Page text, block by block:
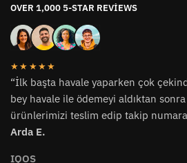
OVER 1,000 5-STAR REVIEWS
★★★★★
“İlk başta havale yaparken çok
bey havale ile ödemeyi aldıktan
ürünlerimizi teslim edip takip
Arda E.
IQOS